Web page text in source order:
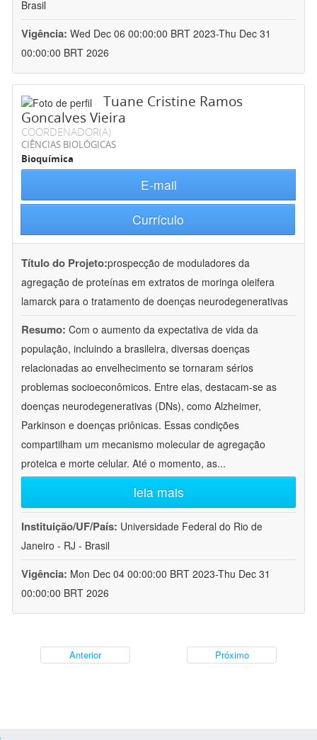
Brasil
Vigência: Wed Dec 06 00:00:00 BRT 2023-Thu Dec 31
00:00:00 BRT 2026
Tuane Cristine Ramos
Goncalves Vieira
COORDENADOR(A)
CIÊNCIAS BIOLÓGICAS
Bioquímica
E-mail
Currículo
Título do Projeto:prospecção de moduladores da
agregação de proteínas em extratos de moringa oleifera
lamarck para o tratamento de doenças neurodegenerativas
Resumo: Com o aumento da expectativa de vida da
população, incluindo a brasileira, diversas doenças
relacionadas ao envelhecimento se tornaram sérios
problemas socioeconômicos. Entre elas, destacam-se as
doenças neurodegenerativas (DNs), como Alzheimer,
Parkinson e doenças priônicas. Essas condições
compartilham um mecanismo molecular de agregação
proteica e morte celular. Até o momento, as...
leia mais
Instituição/UF/País: Universidade Federal do Rio de
Janeiro - RJ - Brasil
Vigência: Mon Dec 04 00:00:00 BRT 2023-Thu Dec 31
00:00:00 BRT 2026
Anterior Próximo